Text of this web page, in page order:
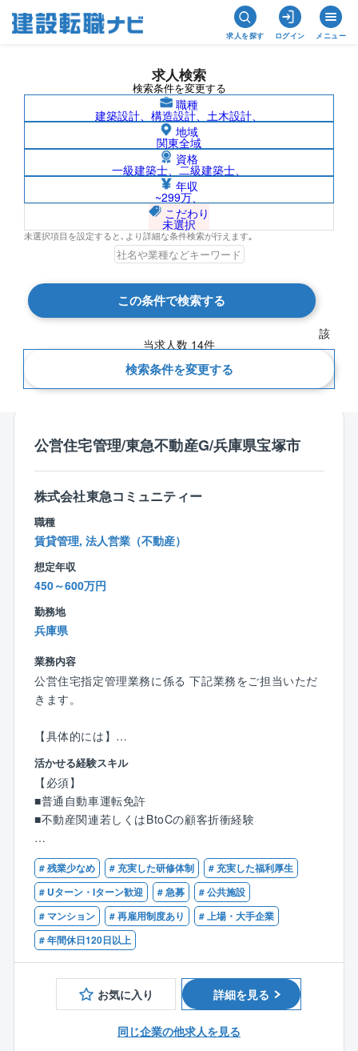
求人を探す ログイン メニュー
求人検索
検索条件を変更する
職種
建築設計、構造設計、土木設計、
地域
関東全域
資格
一級建築士、二級建築士、
年収
~299万、
こだわり
未選択
未選択項目を設定すると､より詳細な条件検索が行えます｡
この条件で検索する
該
当求人数 14件
検索条件を変更する
マンション管理士/兵庫県の求人検索結果
一覧
新着順
公営住宅管理/東急不動産G/兵庫県宝塚市
株式会社東急コミュニティー
職種
賃貸管理, 法人営業（不動産）
想定年収
450～600万円
勤務地
兵庫県
業務内容
公営住宅指定管理業務に係る 下記業務をご担当いただ
きます。
【具体的には】
①入居者管理業務：入退去手続、各種届出受理、各種
申請書の受理及び審査、入居者指導、入居者募集・申
込受付等
②収納等管理業務：家賃徴収、敷金徴収、口座振替手
続き、家賃滞納督促等
③その他管理業務：駐車場管理業務、緊急対応、団地
内巡視、自治会・入居者対応等
④その他所管部署での指示事項やマニュアルに則った
事務の実施
【同社の魅力】
同社は、経済産業省と日本健康会議が共同で顕彰する
「健康経営法人2018 大規模法人部門（ホワイト50
0）」の認定を受けました。
「最も重要な経営資源は従業員である」という理念の
活かせる経験スキル
【必須】
■普通自動車運転免許
■不動産関連若しくはBtoCの顧客折衝経験
【歓迎】
・賃貸住宅管理経験
・賃貸不動産経営管理士、管理業務主任者、宅建
# 残業少なめ # 充実した研修体制
# 充実した福利厚生
# Uターン・Iターン歓迎
# 急募
# 公共施設
# マンション
# 再雇用制度あり
# 上場・大手企業
# 年間休日120日以上
お気に入り 詳細を見る
同じ企業の他求人を見る